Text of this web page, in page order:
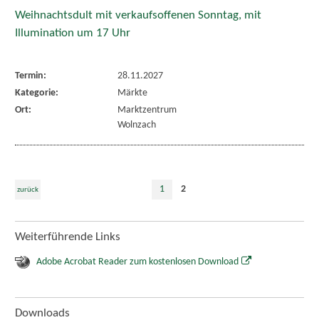
Weihnachtsdult mit verkaufsoffenen Sonntag, mit
Illumination um 17 Uhr
Termin:
28.11.2027
Kategorie:
Märkte
Ort:
Marktzentrum
Wolnzach
zurück 1 2
Weiterführende Links
Adobe Acrobat Reader zum kostenlosen Download
Downloads